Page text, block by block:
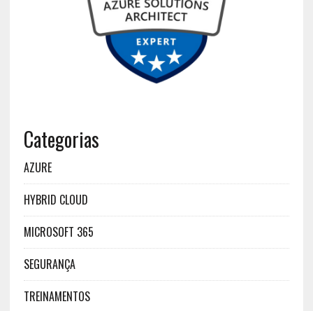
Categorias
AZURE
HYBRID CLOUD
MICROSOFT 365
SEGURANÇA
TREINAMENTOS